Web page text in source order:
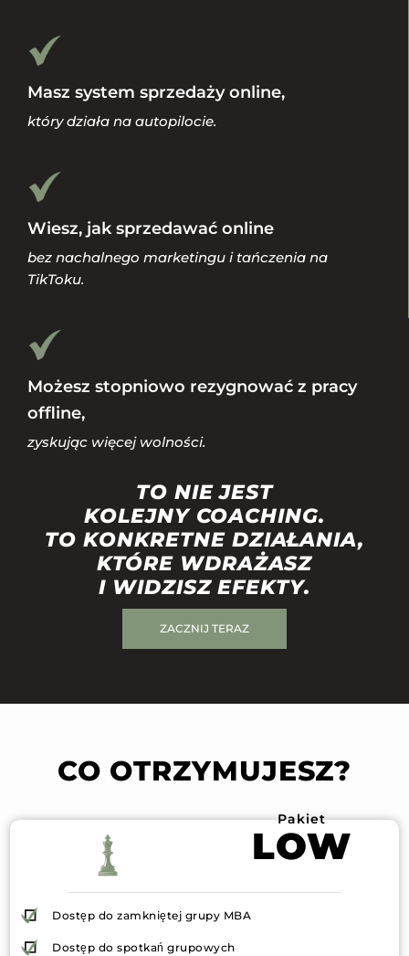
Masz system sprzedaży online,
który działa na autopilocie.
Wiesz, jak sprzedawać online
bez nachalnego marketingu i tańczenia na
TikToku.
Możesz stopniowo rezygnować z pracy
offline,
zyskując więcej wolności.
TO NIE JEST
KOLEJNY COACHING.
TO KONKRETNE DZIAŁANIA,
KTÓRE WDRAŻASZ
I WIDZISZ EFEKTY.
ZACZNIJ TERAZ
CO OTRZYMUJESZ?
Pakiet
LOW
Dostęp do zamkniętej grupy MBA
Dostęp do spotkań grupowych